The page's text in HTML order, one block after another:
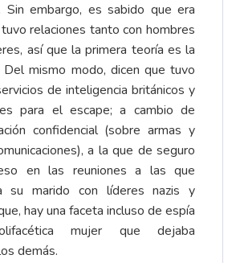
embargo, es sabido que era
relaciones tanto con hombres
así que la primera teoría es la
Del mismo modo, dicen que tuvo
de inteligencia británicos y
para el escape; a cambio de
confidencial (sobre armas y
a la que de seguro
en las reuniones a las que
su marido con líderes nazis y
hay una faceta incluso de espía
mujer que dejaba
demás.